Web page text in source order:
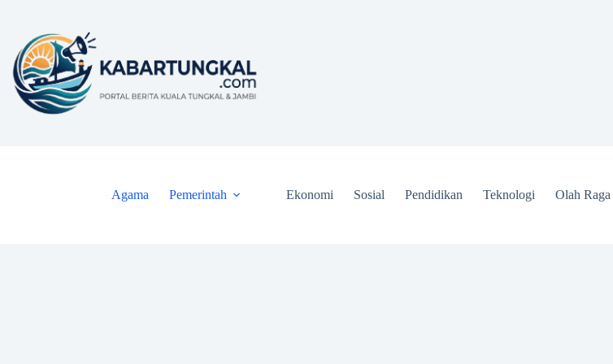
content
Agama Pemerintah Ekonomi Sosial Pendidikan Teknologi Olah Raga